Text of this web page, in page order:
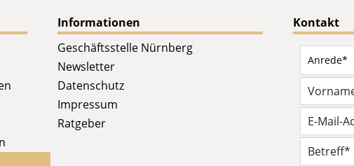
Informationen
Geschäftsstelle Nürnberg
Newsletter
Datenschutz
Impressum
Ratgeber
Kontakt